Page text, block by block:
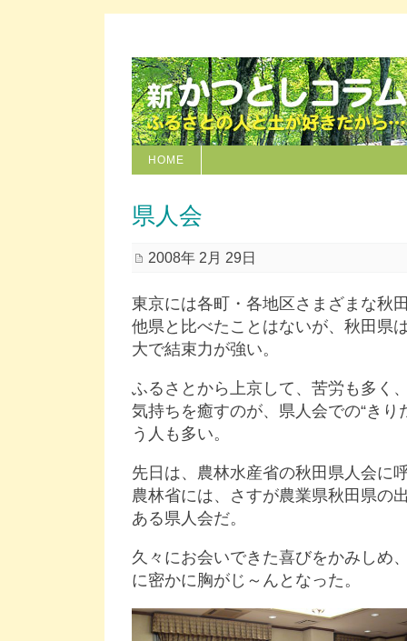
HOME
県人会
2008年 2月 29日
東京には各町・各地区さまざまな秋
他県と比べたことはないが、秋田県
大で結束力が強い。
ふるさとから上京して、苦労も多く
気持ちを癒すのが、県人会での“きり
う人も多い。
先日は、農林水産省の秋田県人会に
農林省には、さすが農業県秋田県の
ある県人会だ。
久々にお会いできた喜びをかみしめ
に密かに胸がじ～んとなった。